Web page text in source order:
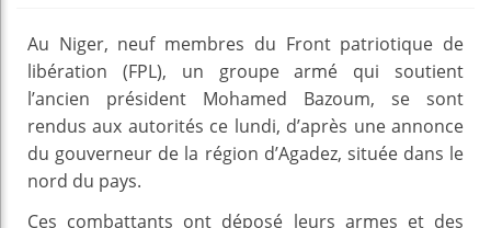
Au Niger, neuf membres du Front patriotique de
libération (FPL), un groupe armé qui soutient
l’ancien président Mohamed Bazoum, se sont
rendus aux autorités ce lundi, d’après une annonce
du gouverneur de la région d’Agadez, située dans le
nord du pays.
Ces combattants ont déposé leurs armes et des